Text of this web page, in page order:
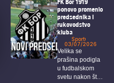
FK Bor 1919
ponovo promenio
predsednika i
rukovodstvo
kluba
Sport
03/07/2026
Velika se
prašina podigla
u fudbalskom
svetu nakon što